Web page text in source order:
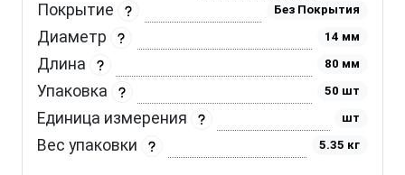
Покрытие Без Покрытия
Диаметр 14 мм
Длина 80 мм
Упаковка 50 шт
Единица измерения шт
Вес упаковки 5.35 кг